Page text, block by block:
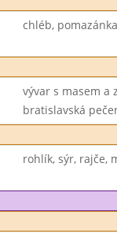
chléb,
vývar s masem a
bratislavská
rohlík, sýr, rajče,